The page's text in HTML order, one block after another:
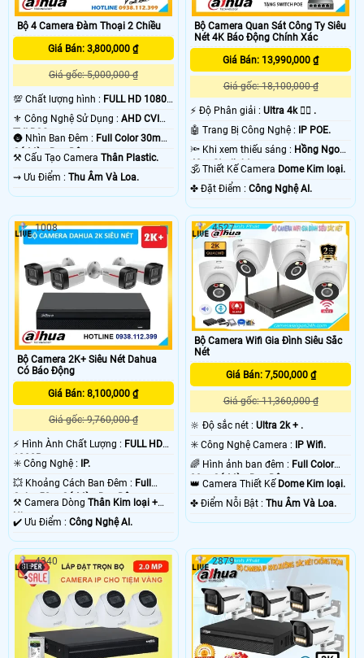
Bộ 4 Camera Đàm Thoại 2 Chiều
Giá Bán: 3,800,000 ₫
Giá gốc: 5,000,000 ₫
💯 Chất lượng hình : FULL HD 1080P
⚜️ Công Nghệ Sử Dụng : AHD CVI
TVI BCS.
🌚 Nhìn Ban Đêm : Full Color 30m
Có Màu Ban Ðêm.
⚒ Cấu Tạo Camera Thân Plastic.
️⇝ Ưu Điểm : Thu Âm Và Loa.
Bộ Camera Quan Sát Công Ty Siêu
Nét 4K Báo Động Chính Xác
Giá Bán: 13,990,000 ₫
Giá gốc: 18,100,000 ₫
️⚡ Độ Phân giải :Ultra 4k 👍🏾 .
🤖️ Trang Bị Công Nghệ : IP POE.
🔦 Khi xem thiếu sáng : Hồng Ngoại
40m Starlight.
🕉️ Thiết Kế Camera Dome Kim loại.
️✤ Đặt Điểm :Công Nghệ AI.
Bộ Camera 2K+ Siêu Nét Dahua
Có Báo Động
Giá Bán: 8,100,000 ₫
Giá gốc: 9,760,000 ₫
️⚡ Hình Ành Chất Lượng : FULL HD
1080P .
✳️ Công Nghệ : IP.
💥 Khoảng Cách Ban Đêm : Full
Color 50m Có Màu Ban Ðêm.
⚒ Camera Dòng Thân Kim loại +
Nhựa.
️✔️ Ưu Điểm : Công Nghệ AI.
1008
Bộ Camera Wifi Gia Đình Siêu Sắc
Nét
Giá Bán: 7,500,000 ₫
Giá gốc: 11,360,000 ₫
🔆 Độ sắc nét :Ultra 2k + .
✳️ Công Nghệ Camera :
IP Wifi.
🌈 Hình ảnh ban đêm : Full Color
30m Có Màu Ban Ðêm.
👑 Camera Thiết Kế Dome Kim loại.
️✤ Điểm Nỗi Bật :Thu Âm Và Loa.
4527
4340 2879